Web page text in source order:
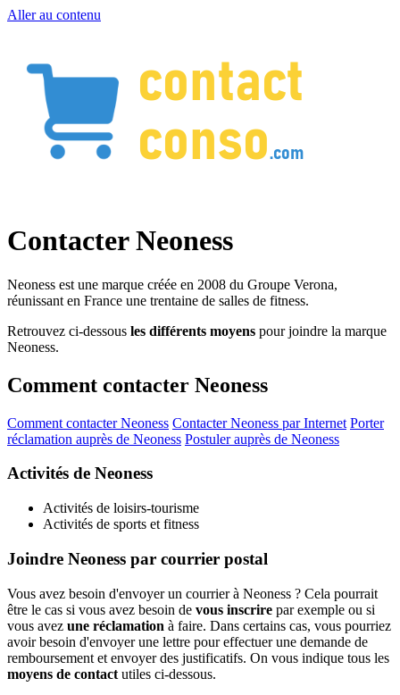
Aller au contenu
Contacter Neoness
Neoness est une marque créée en 2008 du Groupe Verona,
réunissant en France une trentaine de salles de fitness.
Retrouvez ci-dessous les différents moyens pour joindre la marque
Neoness.
Comment contacter Neoness
Comment contacter Neoness Contacter Neoness par Internet Porter
réclamation auprès de Neoness Postuler auprès de Neoness
Activités de Neoness
Activités de loisirs-tourisme
Activités de sports et fitness
Joindre Neoness par courrier postal
Vous avez besoin d'envoyer un courrier à Neoness ? Cela pourrait
être le cas si vous avez besoin de vous inscrire par exemple ou si
vous avez une réclamation à faire. Dans certains cas, vous pourriez
avoir besoin d'envoyer une lettre pour effectuer une demande de
remboursement et envoyer des justificatifs. On vous indique tous les
moyens de contact utiles ci-dessous.